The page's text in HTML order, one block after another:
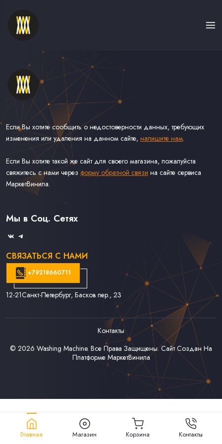
Если Вы хотите сообщить о недостоверности данных, требующих
изменения или удаления на данном сайте, напишите нам.
Если Вы хотите такой же сайт для своего магазина, пожалуйста
свяжитесь с нами через форму обратной связи на сайте сервиса
МаркетВинила.
Каталог Винила, CD и Кассет
Доставка и Оплата
Мы в Соц. Сетях
СВЯЗАТЬСЯ С НАМИ
+79218660711
12-21Санкт-Петербург, Басков пер., 23
Контакты
© 2026 Washing Machine. Все Права Защищены. Сайт Создан На
Платформе МаркетВинила
Главная Магазин Корзина Контакты